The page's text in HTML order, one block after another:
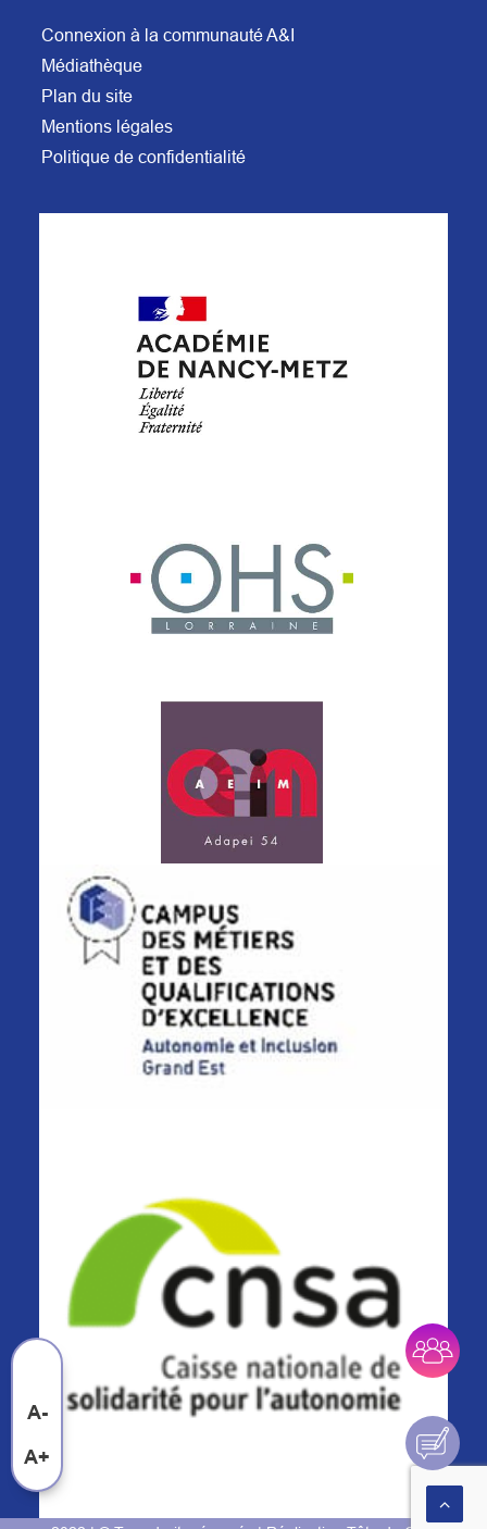
A-
A+
Connexion à la communauté A&I
Médiathèque
Plan du site
Mentions légales
Politique de confidentialité